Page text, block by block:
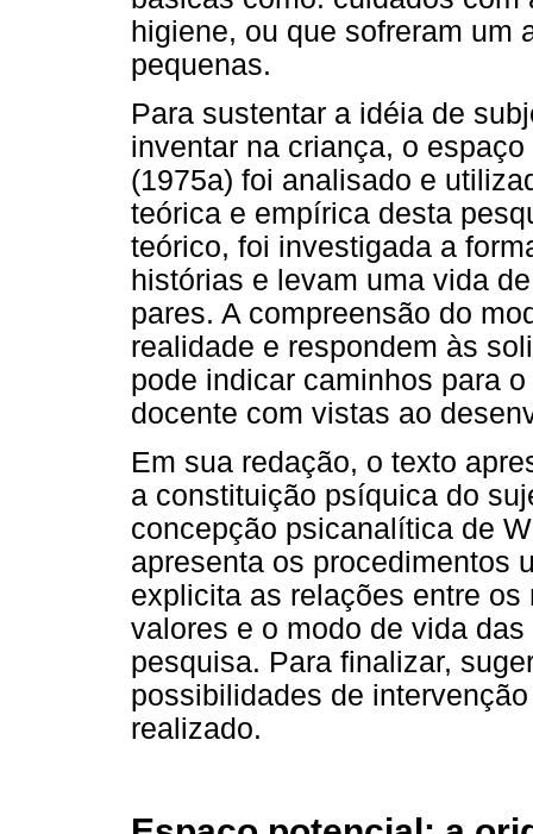
higiene, ou que sofreram um
pequenas.
Para sustentar a idéia de
inventar na criança, o
(1975a) foi analisado e
teórica e empírica desta
teórico, foi investigada a
histórias e levam uma vida
pares. A compreensão do
realidade e respondem às
pode indicar caminhos para
docente com vistas ao
Em sua redação, o texto
a constituição psíquica do
concepção psicanalítica de
apresenta os procedimentos
explicita as relações entre
valores e o modo de vida
pesquisa. Para finalizar,
possibilidades de
realizado.